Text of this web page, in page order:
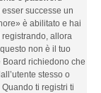
successe un
è abilitato e hai
registrando, allora
non è il tuo
Board richiedono che
stesso o
ti registri ti